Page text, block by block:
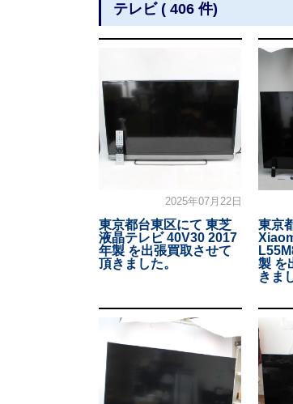
テレビ ( 406 件)
2025年07月22日
東京都台東区にて 東芝
液晶テレビ 40V30 2017
年製 を出張買取させて
頂きました。
東京
製 を
きま